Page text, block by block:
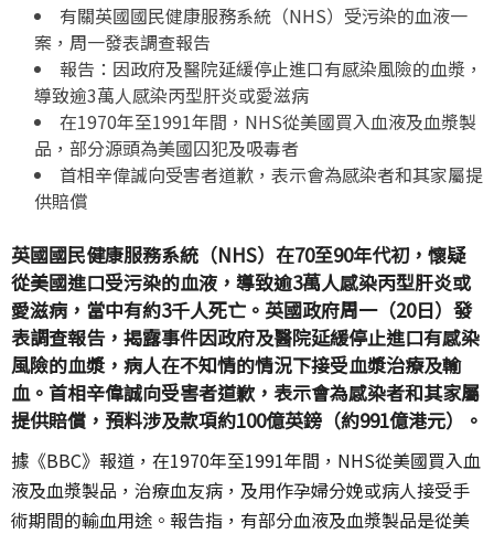
有關英國國民健康服務系統（NHS）受污染的血液一
案，周一發表調查報告
報告：因政府及醫院延緩停止進口有感染風險的血漿，
導致逾3萬人感染丙型肝炎或愛滋病
在1970年至1991年間，NHS從美國買入血液及血漿製
品，部分源頭為美國囚犯及吸毒者
首相辛偉誠向受害者道歉，表示會為感染者和其家屬提
供賠償
英國國民健康服務系統（NHS）在70至90年代初，懷疑
從美國進口受污染的血液，導致逾3萬人感染丙型肝炎或
愛滋病，當中有約3千人死亡。英國政府周一（20日）發
表調查報告，揭露事件因政府及醫院延緩停止進口有感染
風險的血漿，病人在不知情的情況下接受血漿治療及輸
血。首相辛偉誠向受害者道歉，表示會為感染者和其家屬
提供賠償，預料涉及款項約100億英鎊（約991億港元）。
據《BBC》報道，在1970年至1991年間，NHS從美國買入血
液及血漿製品，治療血友病，及用作孕婦分娩或病人接受手
術期間的輸血用途。報告指，有部分血液及血漿製品是從美